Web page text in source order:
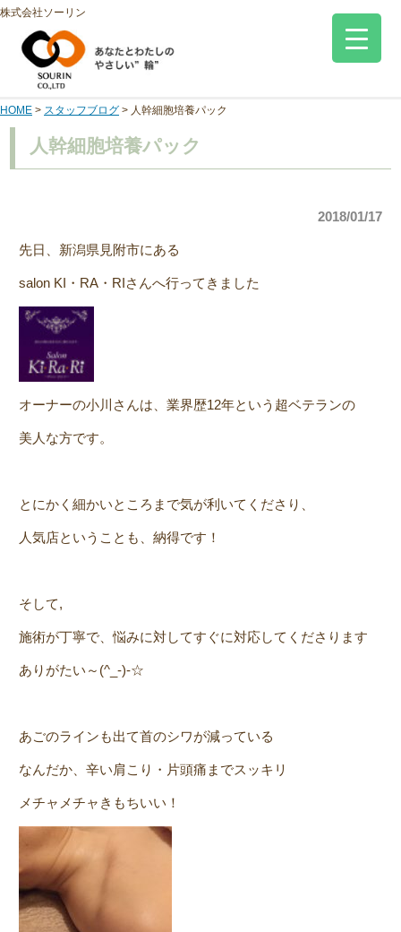
株式会社ソーリン
HOME > スタッフブログ > 人幹細胞培養パック
人幹細胞培養パック
2018/01/17
先日、新潟県見附市にある
salon KI・RA・RIさんへ行ってきました
オーナーの小川さんは、業界歴12年という超ベテランの
美人な方です。
とにかく細かいところまで気が利いてくださり、
人気店ということも、納得です！
そして,
施術が丁寧で、悩みに対してすぐに対応してくださります
ありがたい～(^_-)-☆
あごのラインも出て首のシワが減っている
なんだか、辛い肩こり・片頭痛までスッキリ
メチャメチャきもちいい！